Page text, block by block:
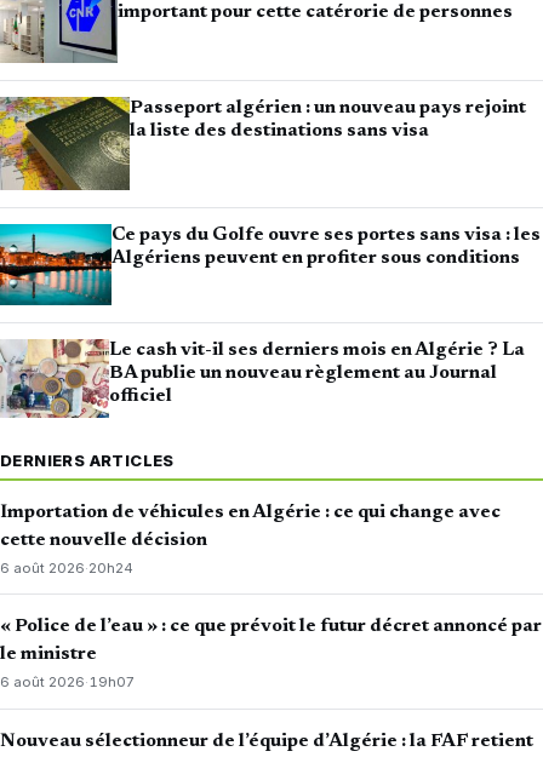
important pour cette catérorie de personnes
Passeport algérien : un nouveau pays rejoint
la liste des destinations sans visa
Ce pays du Golfe ouvre ses portes sans visa : les
Algériens peuvent en profiter sous conditions
Le cash vit-il ses derniers mois en Algérie ? La
BA publie un nouveau règlement au Journal
officiel
DERNIERS ARTICLES
Importation de véhicules en Algérie : ce qui change avec
cette nouvelle décision
6 août 2026·20h24
« Police de l’eau » : ce que prévoit le futur décret annoncé par
le ministre
6 août 2026·19h07
Nouveau sélectionneur de l’équipe d’Algérie : la FAF retient